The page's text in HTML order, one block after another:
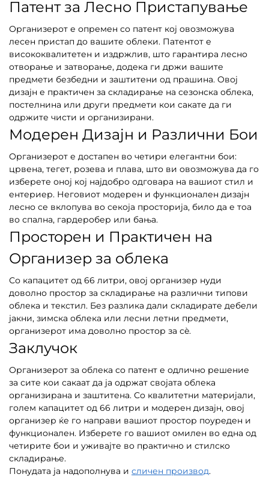
Патент за Лесно Пристапување
Организерот е опремен со патент кој овозможува
лесен пристап до вашите облеки. Патентот е
висококвалитетен и издржлив, што гарантира лесно
отворање и затворање, додека ги држи вашите
предмети безбедни и заштитени од прашина. Овој
дизајн е практичен за складирање на сезонска облека,
постелнина или други предмети кои сакате да ги
одржите чисти и организирани.
Модерен Дизајн и Различни Бои
Организерот е достапен во четири елегантни бои:
црвена, тегет, розева и плава, што ви овозможува да го
изберете оној кој најдобро одговара на вашиот стил и
ентериер. Неговиот модерен и функционален дизајн
лесно се вклопува во секоја просторија, било да е тоа
во спална, гардеробер или бања.
Просторен и Практичен на
Организер за облека
Со капацитет од 66 литри, овој организер нуди
доволно простор за складирање на различни типови
облека и текстил. Без разлика дали складирате дебели
јакни, зимска облека или лесни летни предмети,
организерот има доволно простор за сè.
Заклучок
Организерот за облека со патент е одлично решение
за сите кои сакаат да ја одржат својата облека
организирана и заштитена. Со квалитетни материјали,
голем капацитет од 66 литри и модерен дизајн, овој
организер ќе го направи вашиот простор поуреден и
функционален. Изберете го вашиот омилен во една од
четирите бои и уживајте во практично и стилско
складирање.
Понудата ја надополнува и сличен производ.